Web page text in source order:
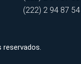
(222) 2 94 87 54
reservados.